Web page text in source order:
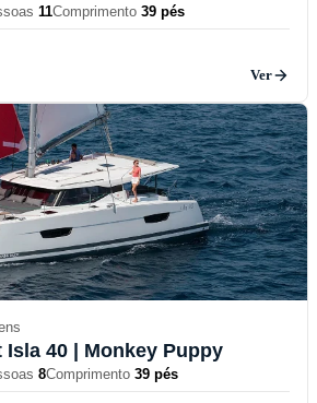
11Comprimento 39 pés
Ver
Isla 40 | Monkey Puppy
8Comprimento 39 pés